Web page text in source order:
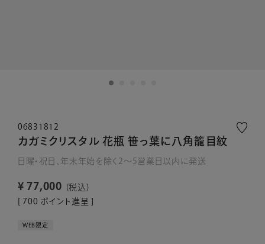
06831812
カガミクリスタル 花瓶 笹っ葉に八角籠目紋
日曜・祝日、年末年始を除く2～5営業日以内に発送
¥ 77,000
税込
700 ポイント進呈 ]
WEB限定